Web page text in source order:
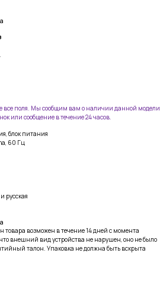
все поля. Мы сообщим вам о наличии данной модели
или сообщение в течение 24 часов.
блок питания
60 Гц
русская
товара возможен в течение 14 дней с момента
внешний вид устройства не нарушен, оно не было
талон. Упаковка не должна быть вскрыта
in